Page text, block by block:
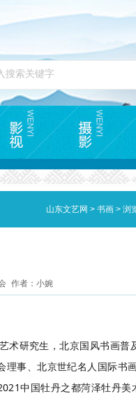
山东文艺网 > 书画 > 浏
作者：小婉
研究生，北京国风书画普
理事、北京世纪名人国际书
中国牡丹之都菏泽牡丹美